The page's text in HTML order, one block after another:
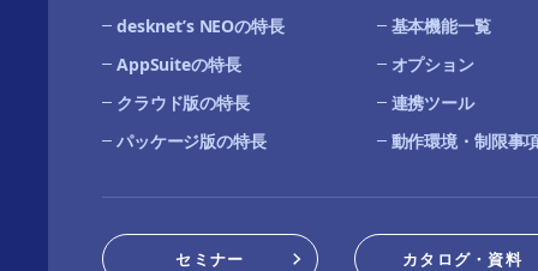
desknetʼs NEOの特長
AppSuiteの特長
クラウド版の特長
パッケージ版の特長
基本機能一覧
オプション
連携ツール
動作環境・制限事
セミナー カタログ・資料